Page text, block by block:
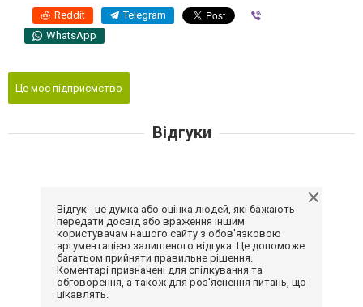
Reddit Telegram
WhatsApp
Це моє підприємство
Відгуки
Відгук - це думка або оцінка людей, які бажають
передати досвід або враження іншим
користувачам нашого сайту з обов'язковою
аргументацією залишеного відгука. Це допоможе
багатьом прийняти правильне рішення.
Коментарі призначені для спілкування та
обговорення, а також для роз'яснення питань, що
цікавлять.